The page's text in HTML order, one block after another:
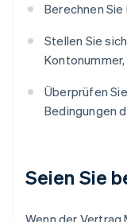
Berechnen
Stellen Sie
Überprüfen
Bedingungen
Seien Sie